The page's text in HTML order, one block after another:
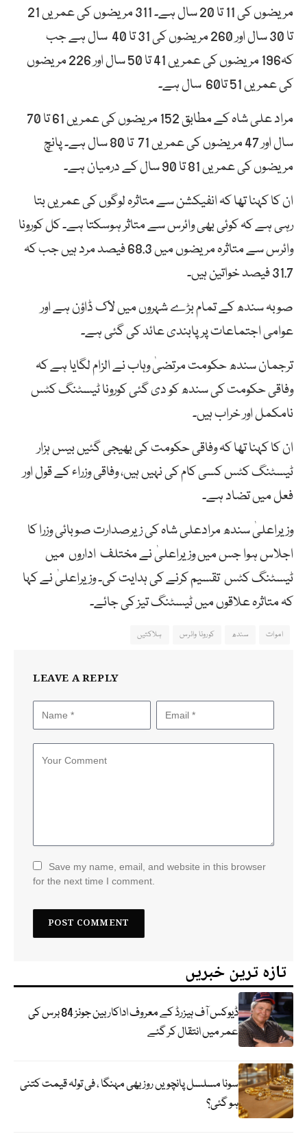
مریضوں کی 11 تا 20 سال ہے۔ 311 مریضوں کی عمریں 21
تا 30 سال اور 260 مریضوں کی 31 تا 40 سال ہے جب
کہ196 مریضوں کی عمریں 41 تا 50 سال اور 226 مریضوں
کی عمریں 51 تا60 سال ہے۔
مراد علی شاہ کے مطابق 152 مریضوں کی عمریں 61 تا 70
سال اور 47 مریضوں کی عمریں 71 تا 80 سال ہے۔ پانچ
مریضوں کی عمریں 81 تا 90 سال کے درمیان ہے۔
ان کا کہنا تھا کہ انفیکشن سے متاثرہ لوگوں کی عمریں بتا
رہی ہے کہ کوئی بھی وائرس سے متاثر ہوسکتا ہے۔ کل کورونا
وائرس سے متاثرہ مریضوں میں 68.3 فیصد مرد ہیں جب کہ
31.7 فیصد خواتین ہیں۔
صوبہ سندھ کے تمام بڑے شہروں میں لاک ڈاؤن ہے اور
عوامی اجتماعات پر پابندی عائد کی گئی ہے۔
ترجمان سندھ حکومت مرتضیٰ وہاب نے الزام لگایا ہے کہ
وفاقی حکومت کی سندھ کو دی گئی کورونا ٹیسٹنگ کٹس
نامکمل اور خراب ہیں۔
ان کا کہنا تھا کہ وفاقی حکومت کی بھیجی گئیں بیس ہزار
ٹیسٹنگ کٹس کسی کام کی نہیں ہیں، وفاقی وزراء کے قول اور
فعل میں تضاد ہے۔
وزیراعلیٰ سندھ مرادعلی شاہ کی زیرصدارت صوبائی وزرا کا
اجلاس ہوا جس میں وزیراعلیٰ نے مختلف اداروں میں
ٹیسٹنگ کٹس تقسیم کرنے کی ہدایت کی۔ وزیراعلیٰ نے کہا
کہ متاثرہ علاقوں میں ٹیسٹنگ تیز کی جائے۔
اموات سندھ کورونا وائرس ہلاکتیں
LEAVE A REPLY
Save my name, email, and website in this browser
for the next time I comment.
تازہ ترین خبریں
ڈیوکس آف ہیزرڈ کے معروف اداکار بین جونز 84 برس کی
عمر میں انتقال کر گئے
سونا مسلسل پانچویں روز بھی مہنگا ، فی تولہ قیمت کتنی
ہو گئی؟